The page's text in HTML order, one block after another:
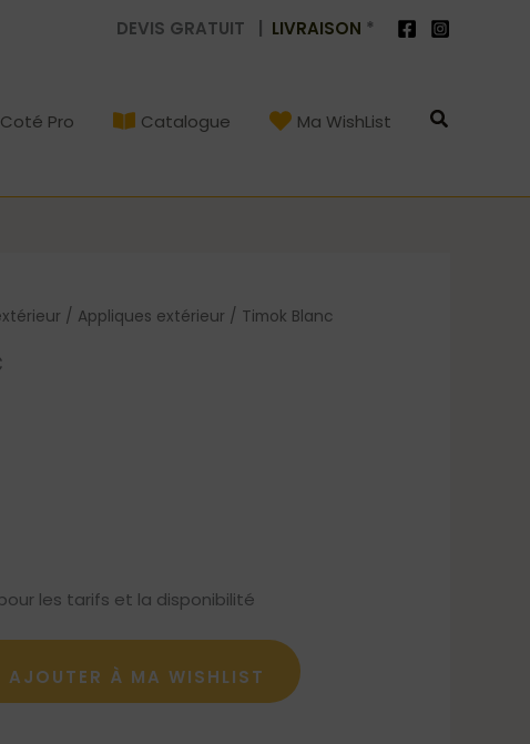
DEVIS GRATUIT | LIVRAISON *
Coté Pro Catalogue Ma WishList
/ Appliques extérieur / Timok Blanc
les tarifs et la disponibilité
AJOUTER À MA WISHLIST